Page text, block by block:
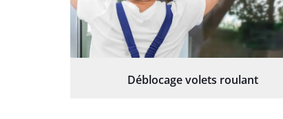
Déblocage volets roulant